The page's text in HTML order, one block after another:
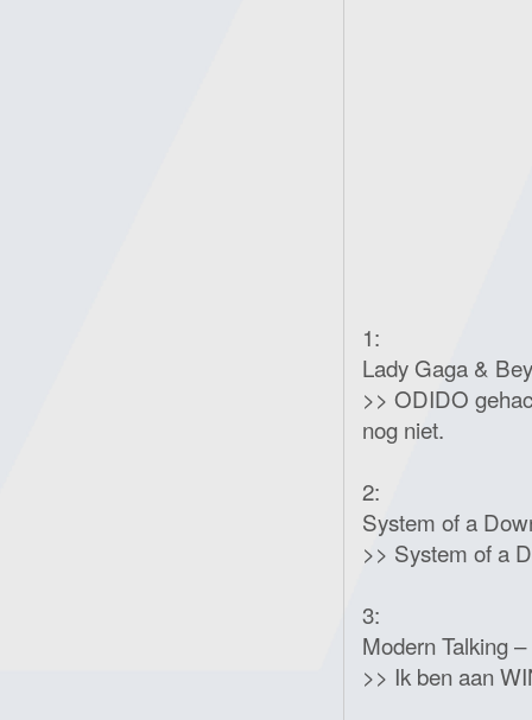
1:
Lady Gaga &
>> ODIDO
nog niet.
2:
System of a
>> System of a
3:
Modern Talking
>> Ik ben aan